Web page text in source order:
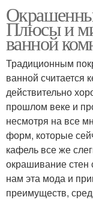
Плюсы и
ванной
Традиционным
ванной считается
действительно
прошлом веке и
несмотря на все
форм, которые
кафель все же
окрашивание стен
нам эта мода и
преимуществ,